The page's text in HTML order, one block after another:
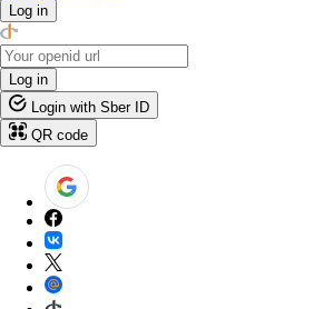
Log in
Log in
Login with Sber ID
QR code